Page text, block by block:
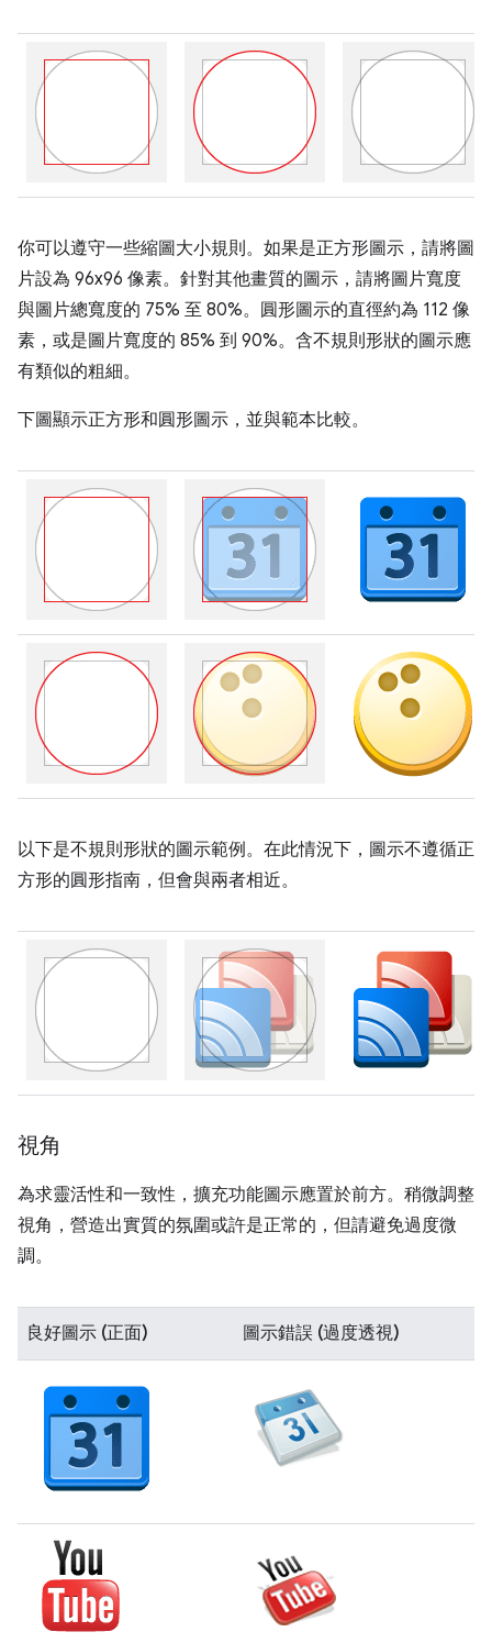
你可以遵守一些縮圖大小規則。如果是正方形圖示，請將圖
片設為 96x96 像素。針對其他畫質的圖示，請將圖片寬度
與圖片總寬度的 75% 至 80%。圓形圖示的直徑約為 112 像
素，或是圖片寬度的 85% 到 90%。含不規則形狀的圖示應
有類似的粗細。
下圖顯示正方形和圓形圖示，並與範本比較。
以下是不規則形狀的圖示範例。在此情況下，圖示不遵循正
方形的圓形指南，但會與兩者相近。
視角
為求靈活性和一致性，擴充功能圖示應置於前方。稍微調整
視角，營造出實質的氛圍或許是正常的，但請避免過度微
調。
良好圖示 (正面) 圖示錯誤 (過度透視)